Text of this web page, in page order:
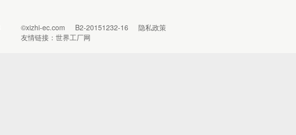
©xizhi-ec.com B2-20151232-16
隐私政策
友情链接： 世界工厂网